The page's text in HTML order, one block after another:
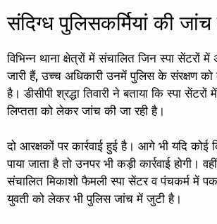
संदिग्ध पुलिसकर्मियां की जांच
विभिन्न थाना क्षेत्रों में संचालित जिन स्पा सेंटरों में
जारी हैं, उच्च अधिकारी उनमें पुलिस के संरक्षण
है। डीसीपी श्रद्धा तिवारी ने बताया कि स्पा सेंटरों
लिप्तता को लेकर जांच की जा रही है।
दो आरक्षकों पर कार्रवाई हुई है। आगे भी यदि कोई
पाया जाता है तो उनपर भी कड़ी कार्रवाई होगी।
संचालित मिकाशो फैमली स्पा सेंटर व पंचकर्म में
युवती को लेकर भी पुलिस जांच में जुटी है।